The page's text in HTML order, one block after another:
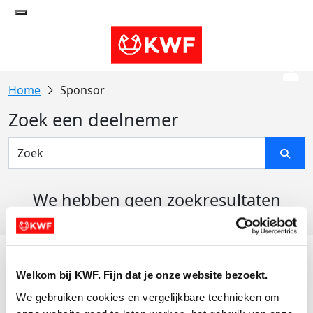
Welkom bij KWF. Fijn dat je onze website bezoekt.
We gebruiken cookies en vergelijkbare technieken om
Sponsor
Zoek een deelnemer
We hebben geen zoekresultaten
Actiematerialen
Evenementen